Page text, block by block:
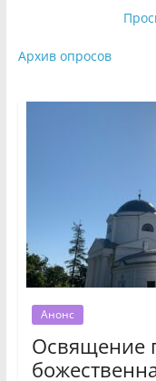
Архив опросов
Анонс
Освящение